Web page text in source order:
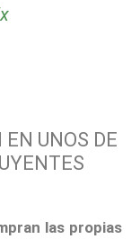
UNOS DE
las propias